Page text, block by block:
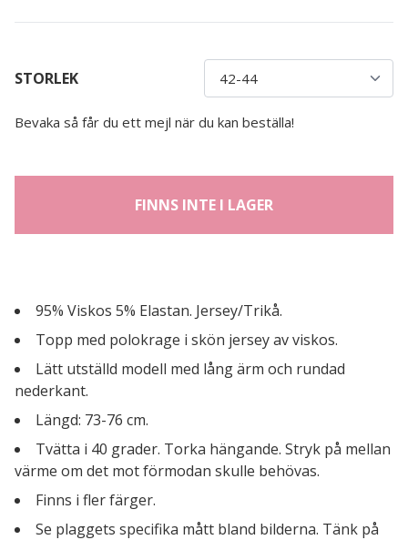
STORLEK
Bevaka så får du ett mejl när du kan beställa!
FINNS INTE I LAGER
95% Viskos 5% Elastan. Jersey/Trikå.
Topp med polokrage i skön jersey av viskos.
Lätt utställd modell med lång ärm och rundad
nederkant.
Längd: 73-76 cm.
Tvätta i 40 grader. Torka hängande. Stryk på mellan
värme om det mot förmodan skulle behövas.
Finns i fler färger.
Se plaggets specifika mått bland bilderna. Tänk på